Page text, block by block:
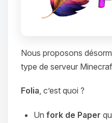
Nous proposons
type de serveur
Folia , c’est quoi ?
Un fork de Paper